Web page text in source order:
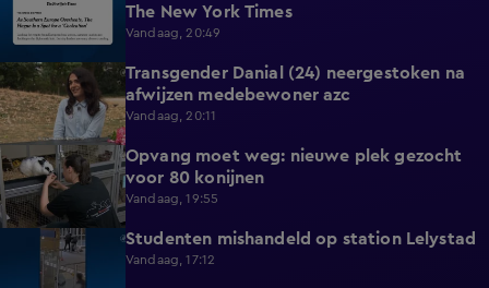
The New York Times
Vandaag, 20:49
2:04
Transgender Danial (24) neergestoken na
afwijzen medebewoner azc
Vandaag, 20:11
1:56
Opvang moet weg: nieuwe plek gezocht
voor 80 konijnen
Vandaag, 19:55
Studenten mishandeld op station Lelystad
Vandaag, 17:12